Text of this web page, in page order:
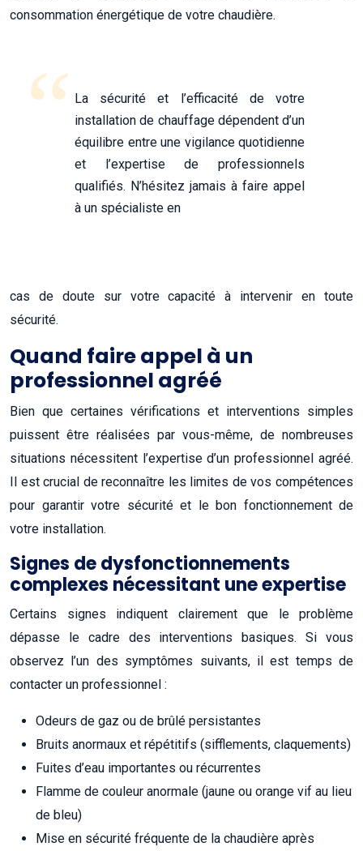
consommation énergétique de votre chaudière.
La sécurité et l’efficacité de votre
installation de chauffage dépendent d’un
équilibre entre une vigilance quotidienne
et l’expertise de professionnels
qualifiés. N’hésitez jamais à faire appel
à un spécialiste en
cas de doute sur votre capacité à intervenir en toute
sécurité.
Quand faire appel à un
professionnel agréé
Bien que certaines vérifications et interventions simples
puissent être réalisées par vous-même, de nombreuses
situations nécessitent l’expertise d’un professionnel agréé.
Il est crucial de reconnaître les limites de vos compétences
pour garantir votre sécurité et le bon fonctionnement de
votre installation.
Signes de dysfonctionnements
complexes nécessitant une expertise
Certains signes indiquent clairement que le problème
dépasse le cadre des interventions basiques. Si vous
observez l’un des symptômes suivants, il est temps de
contacter un professionnel :
Odeurs de gaz ou de brûlé persistantes
Bruits anormaux et répétitifs (sifflements, claquements)
Fuites d’eau importantes ou récurrentes
Flamme de couleur anormale (jaune ou orange vif au lieu
de bleu)
Mise en sécurité fréquente de la chaudière après